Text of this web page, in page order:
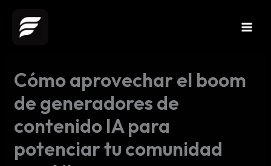
contenido
Cómo aprovechar el boom
de generadores de
contenido IA para
potenciar tu comunidad